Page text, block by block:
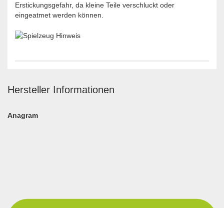
Erstickungsgefahr, da kleine Teile verschluckt oder
eingeatmet werden können.
Hersteller Informationen
Anagram